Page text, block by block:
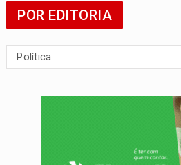
POR EDITORIA